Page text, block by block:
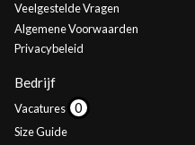
Veelgestelde Vragen
Algemene Voorwaarden
Privacybeleid
Bedrijf
Vacatures
Size Guide